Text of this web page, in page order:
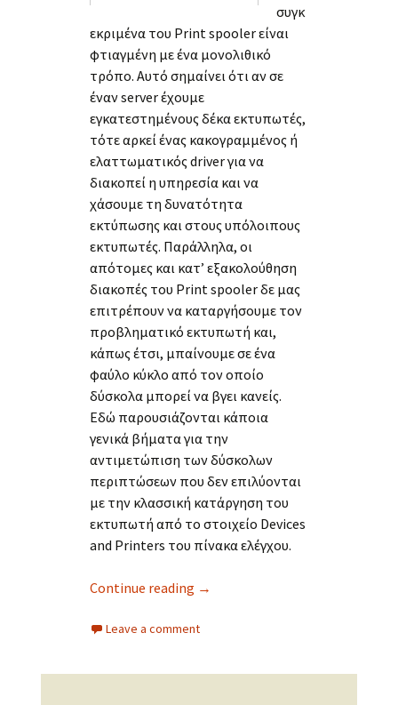
συγκ
εκριμένα του Print spooler είναι
φτιαγμένη με ένα μονολιθικό
τρόπο. Αυτό σημαίνει ότι αν σε
έναν server έχουμε
εγκατεστημένους δέκα εκτυπωτές,
τότε αρκεί ένας κακογραμμένος ή
ελαττωματικός driver για να
διακοπεί η υπηρεσία και να
χάσουμε τη δυνατότητα
εκτύπωσης και στους υπόλοιπους
εκτυπωτές. Παράλληλα, οι
απότομες και κατ’ εξακολούθηση
διακοπές του Print spooler δε μας
επιτρέπουν να καταργήσουμε τον
προβληματικό εκτυπωτή και,
κάπως έτσι, μπαίνουμε σε ένα
φαύλο κύκλο από τον οποίο
δύσκολα μπορεί να βγει κανείς.
Εδώ παρουσιάζονται κάποια
γενικά βήματα για την
αντιμετώπιση των δύσκολων
περιπτώσεων που δεν επιλύονται
με την κλασσική κατάργηση του
εκτυπωτή από το στοιχείο Devices
and Printers του πίνακα ελέγχου.
Continue reading Προηγμένες τεχνικές
→
Leave a comment